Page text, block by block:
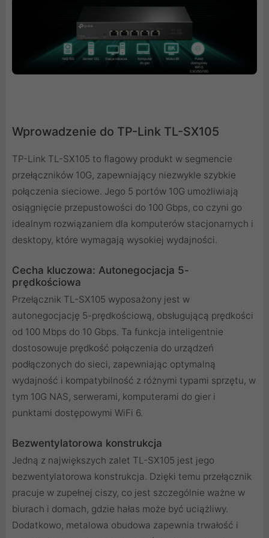
Wprowadzenie do TP-Link TL-SX105
TP-Link TL-SX105 to flagowy produkt w segmencie
przełączników 10G, zapewniający niezwykle szybkie
połączenia sieciowe. Jego 5 portów 10G umożliwiają
osiągnięcie przepustowości do 100 Gbps, co czyni go
idealnym rozwiązaniem dla komputerów stacjonarnych i
desktopy, które wymagają wysokiej wydajności.
Cecha kluczowa: Autonegocjacja 5-
prędkościowa
Przełącznik TL-SX105 wyposażony jest w
autonegocjację 5-prędkościową, obsługującą prędkości
od 100 Mbps do 10 Gbps. Ta funkcja inteligentnie
dostosowuje prędkość połączenia do urządzeń
podłączonych do sieci, zapewniając optymalną
wydajność i kompatybilność z różnymi typami sprzętu, w
tym 10G NAS, serwerami, komputerami do gier i
punktami dostępowymi WiFi 6.
Bezwentylatorowa konstrukcja
Jedną z największych zalet TL-SX105 jest jego
bezwentylatorowa konstrukcja. Dzięki temu przełącznik
pracuje w zupełnej ciszy, co jest szczególnie ważne w
biurach i domach, gdzie hałas może być uciążliwy.
Dodatkowo, metalowa obudowa zapewnia trwałość i